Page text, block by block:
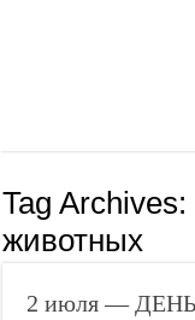
Tag Archives:
животных
2 июля —